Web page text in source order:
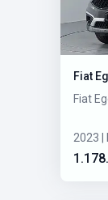
Fiat
Fiat
2023 |